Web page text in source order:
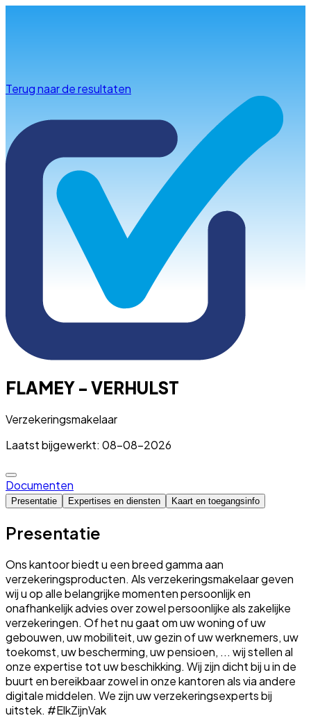
Terug naar de resultaten
FLAMEY - VERHULST
Verzekeringsmakelaar
Laatst bijgewerkt: 08-08-2026
Documenten
Presentatie Expertises en diensten Kaart en toegangsinfo
Presentatie
Ons kantoor biedt u een breed gamma aan
verzekeringsproducten. Als verzekeringsmakelaar geven
wij u op alle belangrijke momenten persoonlijk en
onafhankelijk advies over zowel persoonlijke als zakelijke
verzekeringen. Of het nu gaat om uw woning of uw
gebouwen, uw mobiliteit, uw gezin of uw werknemers, uw
toekomst, uw bescherming, uw pensioen, ... wij stellen al
onze expertise tot uw beschikking. Wij zijn dicht bij u in de
buurt en bereikbaar zowel in onze kantoren als via andere
digitale middelen. We zijn uw verzekeringsexperts bij
uitstek. #ElkZijnVak